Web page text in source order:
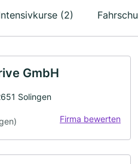
(2)
GmbH
Solingen
Firma bewerten